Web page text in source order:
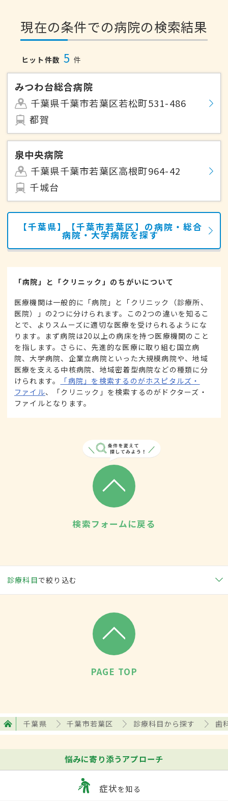
現在の条件での病院の検索結果
ヒット件数 5 件
みつわ台総合病院
千葉県千葉市若葉区若松町531-486
都賀
泉中央病院
千葉県千葉市若葉区高根町964-42
千城台
【千葉県】【千葉市若葉区】の病院・総合
病院・大学病院を探す
「病院」と「クリニック」のちがいについて
医療機関は一般的に「病院」と「クリニック（診療所、
医院）」の2つに分けられます。この2つの違いを知るこ
とで、よりスムーズに適切な医療を受けられるようにな
ります。まず病院は20以上の病床を持つ医療機関のこと
を指します。さらに、先進的な医療に取り組む国立病
院、大学病院、企業立病院といった大規模病院や、地域
医療を支える中核病院、地域密着型病院などの種類に分
けられます。
「病院」を検索するのがホスピタルズ・
ファイル、「クリニック」を検索するのがドクターズ・
ファイルとなります。
検索フォームに戻る
診療科目で絞り込む
PAGE TOP
千葉県 千葉市若葉区 診療科目から探す 歯
悩みに寄り添うアプローチ
症状を知る